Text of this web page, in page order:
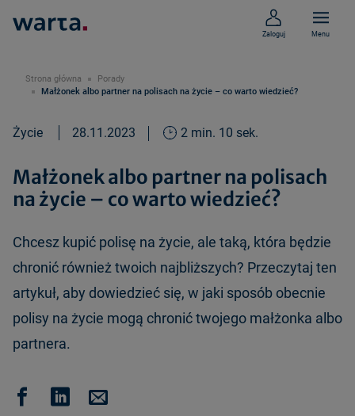
Zaloguj Menu
Strona główna
Porady
Małżonek albo partner na polisach na życie – co warto wiedzieć?
Życie 28.11.2023 2 min. 10 sek.
Małżonek albo partner na polisach
na życie – co warto wiedzieć?
Chcesz kupić polisę na życie, ale taką, która będzie
chronić również twoich najbliższych? Przeczytaj ten
artykuł, aby dowiedzieć się, w jaki sposób obecnie
polisy na życie mogą chronić twojego małżonka albo
partnera.